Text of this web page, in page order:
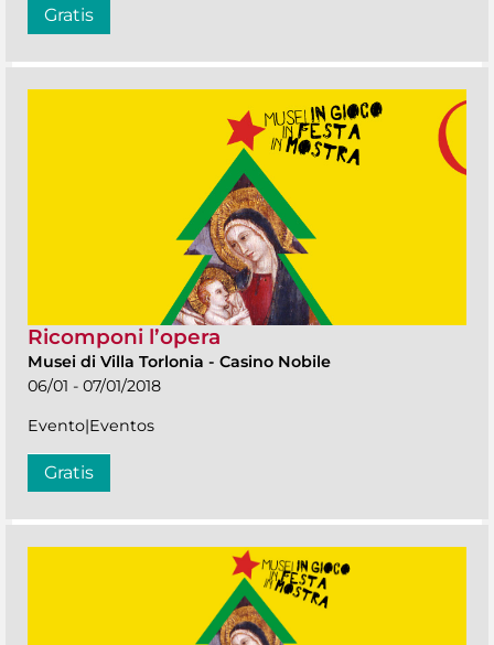
Gratis
Ricomponi l’opera
Musei di Villa Torlonia - Casino Nobile
06/01 - 07/01/2018
Evento|Eventos
Gratis